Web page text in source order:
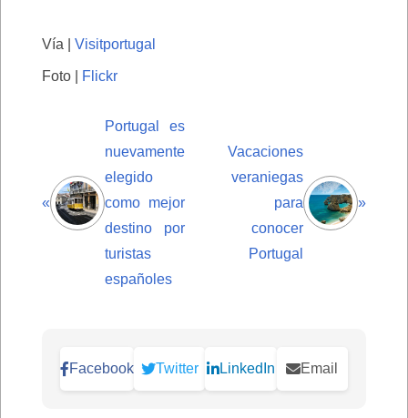
Vía | Visitportugal
Foto | Flickr
«
Portugal es
nuevamente
elegido
como mejor
destino por
turistas
españoles
Vacaciones
veraniegas
para
conocer
Portugal
»
Facebook Twitter LinkedIn Email